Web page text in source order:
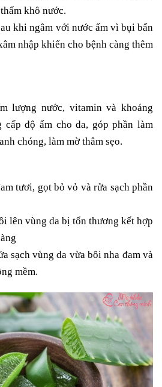
khô nước.
khi ngâm với nước ấm vì bụi bẩn
nhập khiến cho bệnh càng thêm
lượng nước, vitamin và khoáng
cấp độ ẩm cho da, góp phần làm
chóng, làm mờ thâm sẹo.
tươi, gọt bỏ vỏ và rửa sạch phần
lên vùng da bị tổn thương kết hợp
sạch vùng da vừa bôi nha đam và
mềm.